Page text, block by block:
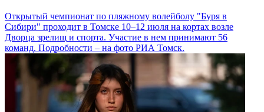
Открытый чемпионат по пляжному волейболу "Буря в
Сибири" проходит в Томске 10–12 июля на кортах возле
Дворца зрелищ и спорта. Участие в нем принимают 56
команд. Подробности – на фото РИА Томск.